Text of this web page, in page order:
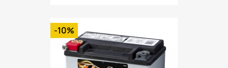
-10%